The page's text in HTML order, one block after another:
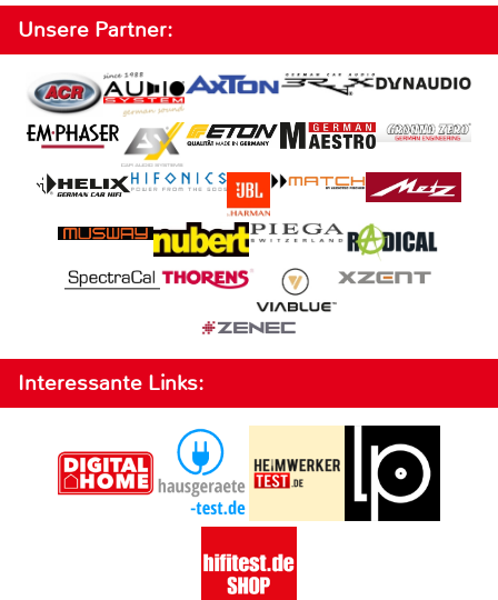
Unsere Partner:
Interessante Links: